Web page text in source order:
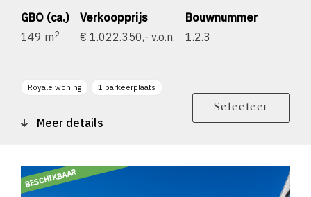
GBO (ca.)
149 m2
Verkoopprijs
€ 1.022.350,- v.o.n.
Bouwnummer
1.2.3
Royale woning 1 parkeerplaats
Meer details
Selecteer
BESCHIKBAAR